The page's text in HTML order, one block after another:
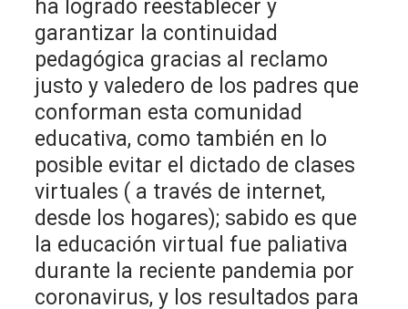
ha logrado reestablecer y
garantizar la continuidad
pedagógica gracias al reclamo
justo y valedero de los padres que
conforman esta comunidad
educativa, como también en lo
posible evitar el dictado de clases
virtuales ( a través de internet,
desde los hogares); sabido es que
la educación virtual fue paliativa
durante la reciente pandemia por
coronavirus, y los resultados para